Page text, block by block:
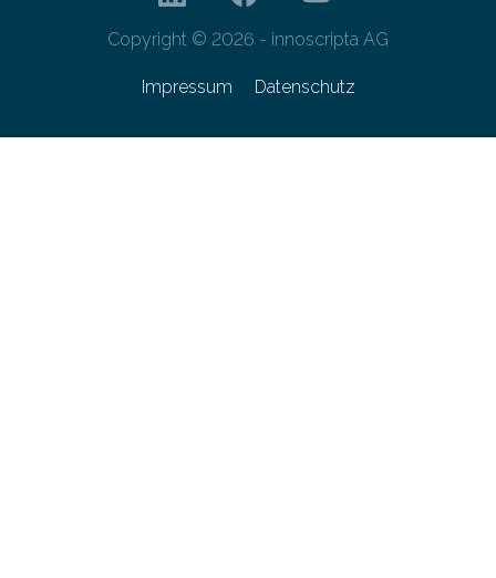
Copyright © 2026 - innoscripta AG
Impressum Datenschutz